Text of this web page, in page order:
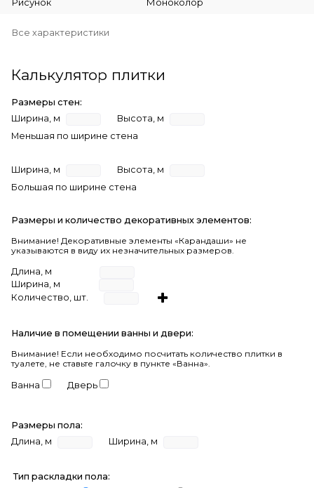
Все характеристики
Калькулятор плитки
Размеры стен:
Ширина, м
Высота, м
Меньшая по ширине стена
Ширина, м
Высота, м
Большая по ширине стена
Размеры и количество декоративных элементов:
Внимание! Декоративные элементы «Карандаши» не
указываются в виду их незначительных размеров.
Длина, м
Ширина, м
Количество, шт.
Наличие в помещении ванны и двери:
Внимание! Если необходимо посчитать количество плитки в
туалете, не ставьте галочку в пункте «Ванна».
Ванна Дверь
Размеры пола:
Длина, м
Ширина, м
Тип раскладки пола: